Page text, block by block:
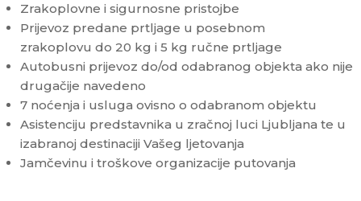
Zrakoplovne i sigurnosne pristojbe
Prijevoz predane prtljage u posebnom
zrakoplovu do 20 kg i 5 kg ručne prtljage
Autobusni prijevoz do/od odabranog objekta ako nije
drugačije navedeno
7 noćenja i usluga ovisno o odabranom objektu
Asistenciju predstavnika u zračnoj luci Ljubljana te u
izabranoj destinaciji Vašeg ljetovanja
Jamčevinu i troškove organizacije putovanja